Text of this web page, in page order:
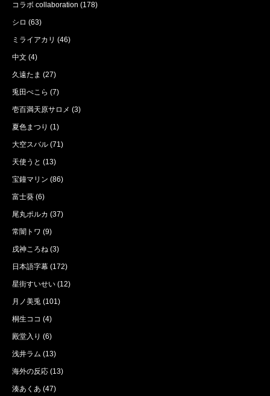
コラボ collaboration (178)
シロ (63)
ミライアカリ (46)
中文 (4)
久遠たま (27)
兎田ぺこら (7)
壱百満天原サロメ (3)
夏色まつり (1)
大空スバル (71)
天使うと (13)
宝鐘マリン (86)
富士葵 (6)
尾丸ポルカ (37)
常闇トワ (9)
戌神ころね (3)
日本語字幕 (172)
星街すいせい (12)
月ノ美兎 (101)
桐生ココ (4)
殿堂入り (6)
浅井ラム (13)
海外の反応 (13)
湊あくあ (47)